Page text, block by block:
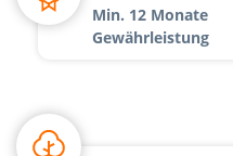
Min. 12 Monate
Gewährleistung